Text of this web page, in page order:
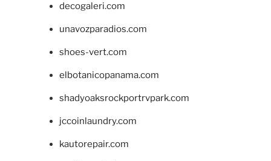
decogaleri.com
unavozparadios.com
shoes-vert.com
elbotanicopanama.com
shadyoaksrockportrvpark.com
jccoinlaundry.com
kautorepair.com